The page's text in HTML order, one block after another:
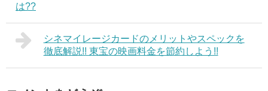
は??
シネマイレージカードのメリットやスペックを
徹底解説!! 東宝の映画料金を節約しよう!!